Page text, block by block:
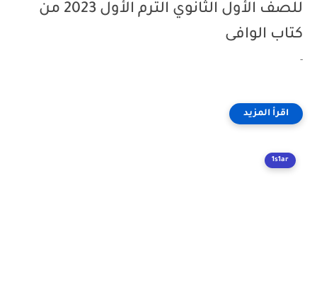
للصف الأول الثانوي الترم الأول 2023 من
كتاب الوافى
-
1s1ar